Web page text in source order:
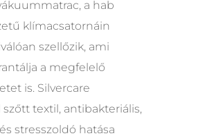
a hab
klímacsatornáin
szellőzik, ami
a megfelelő
is. Silvercare
szőtt textil, antibakteriális,
stresszoldó hatása